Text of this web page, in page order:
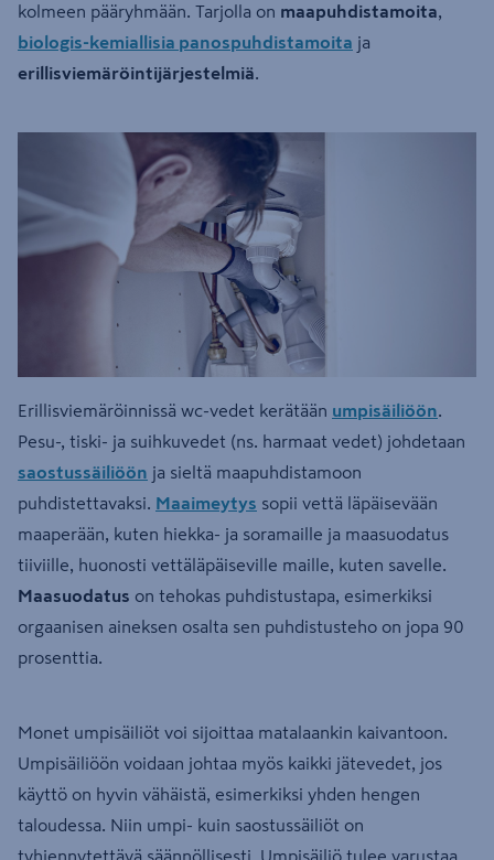
kolmeen pääryhmään. Tarjolla on maapuhdistamoita
biologis-kemiallisia panospuhdistamoita ja
erillisviemäröintijärjestelmiä
Erillisviemäröinnissä wc-vedet kerätään umpisäiliöön
Pesu-, tiski- ja suihkuvedet (ns. harmaat vedet) johdetaan
saostussäiliöön ja sieltä maapuhdistamoon
puhdistettavaksi. Maaimeytys sopii vettä läpäisevään
maaperään, kuten hiekka- ja soramaille ja maasuodatus
tiiviille, huonosti vettäläpäiseville maille, kuten savelle.
Maasuodatus on tehokas puhdistustapa, esimerkiksi
orgaanisen aineksen osalta sen puhdistusteho on jopa 90
prosenttia.
Monet umpisäiliöt voi sijoittaa matalaankin kaivantoon.
Umpisäiliöön voidaan johtaa myös kaikki jätevedet, jos
käyttö on hyvin vähäistä, esimerkiksi yhden hengen
taloudessa. Niin umpi- kuin saostussäiliöt on
tyhjennytettävä säännöllisesti. Umpisäiliö tulee varustaa